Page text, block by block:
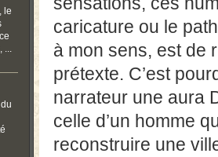
le
...
caricature ou le
à mon sens, est de
prétexte. C’est
narrateur une aura
celle d’un homme
reconstruire une